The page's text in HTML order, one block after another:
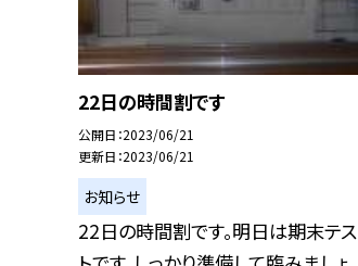
22日の時間割です
公開日 2023/06/21
更新日 2023/06/21
お知らせ
22日の時間割です。明日は期末テス